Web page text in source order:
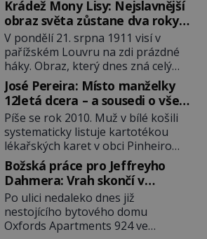
2011). To je James „Whitey“ Bulger
(1929–2018) viněný ze spoluúčasti
na 19 vraždách, vydírání a lichvy. A
samozřejmě, krom toho je ještě
drogový dealer, který neváhá
odstranit z cesty všechny práskače,
zatímco […]
Krádež Mony Lisy: Nejslavnější
obraz světa zůstane dva roky
nezvěstný
V pondělí 21. srpna 1911 visí v
pařížském Louvru na zdi prázdné
háky. Obraz, který dnes zná celý
svět, je pryč. Zpočátku si nikdo
nemyslí, že jde o krádež.
Zaměstnanci jsou přesvědčeni, že
Mona Lisa je jen v restaurátorské
dílně nebo u fotografa. Když se
ukáže pravda, propukne jeden z
největších honů na zloděje v […]
José Pereira: Místo manželky
12letá dcera – a sousedi o všem
vědí!
Píše se rok 2010. Muž v bílé košili
systematicky listuje kartotékou
lékařských karet v obci Pinheiro
ležící asi 20 kilometrů od farmy s
podivínským majitelem. Něco tu
nesedí. Ledaže… Ledaže by ta
mladá dívka z farmy byla ne
manželkou, ale dcerou – a všechny
ty děti byly zplozené v incestu. Na
Božská práce pro Jeffreyho
Dahmera: Vrah skončí v
tratolišti krve ve vězeňských
umývárnách
Po ulici nedaleko dnes již
nestojícího bytového domu
Oxfords Apartments 924 ve